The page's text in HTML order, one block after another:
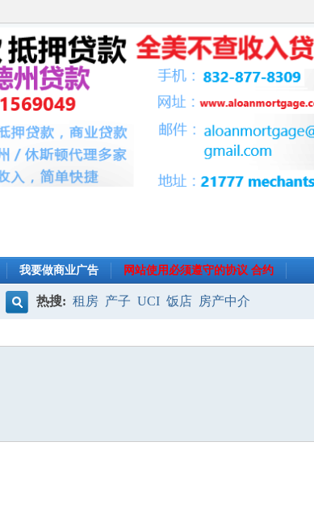
我要做商业广告 网站使用必须遵守的协议 合约
热搜: 租房 产子 UCI 饭店 房产中介